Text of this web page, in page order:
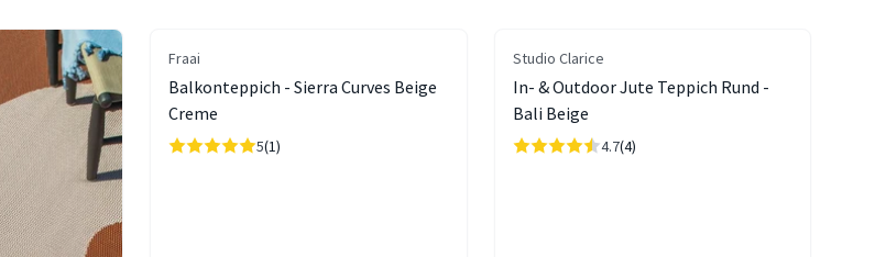
Fraai
Balkonteppich - Sierra Curves Beige
Creme
5(1)
Studio Clarice
In- & Outdoor Jute Teppich Rund -
Bali Beige
4.7(4)